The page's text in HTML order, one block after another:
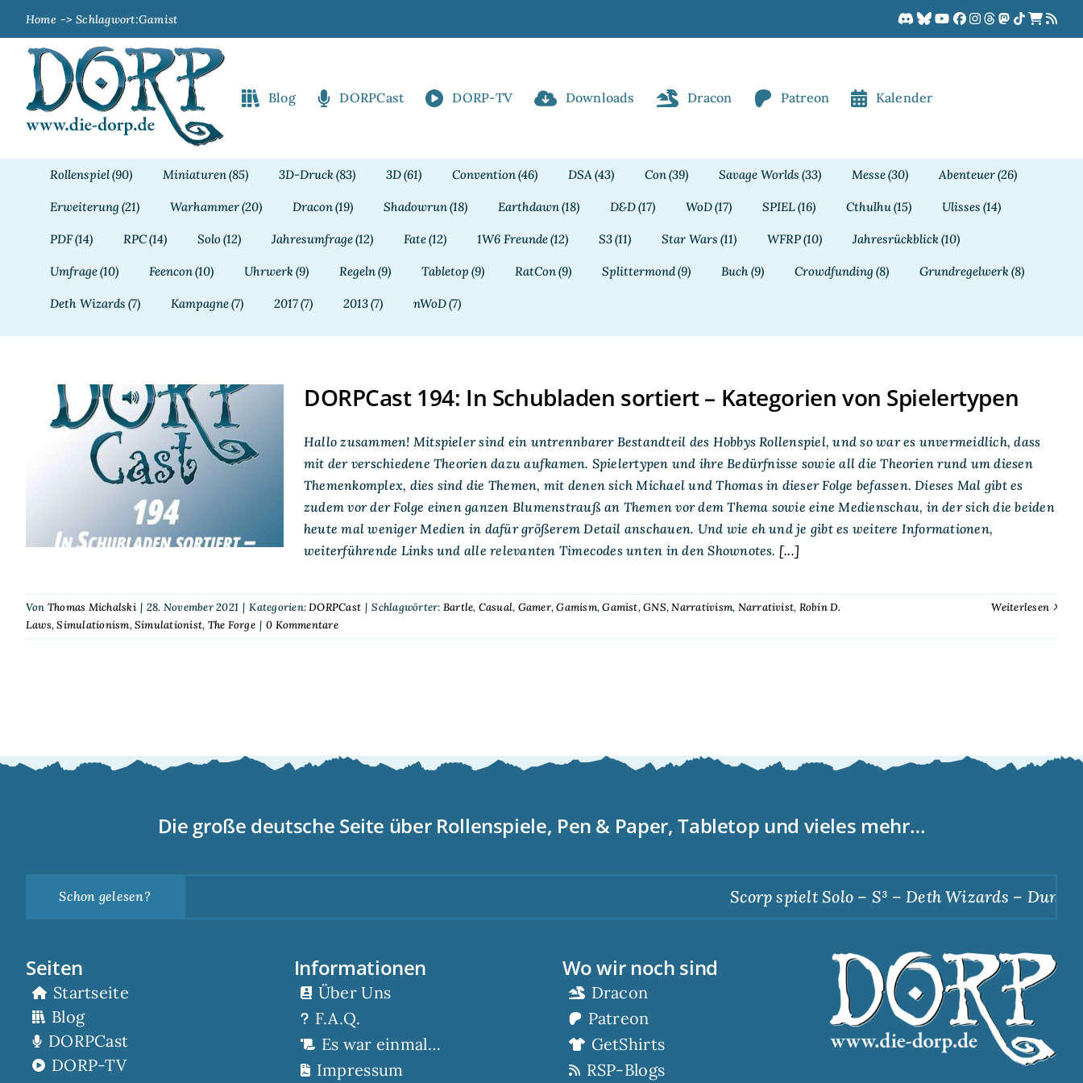
springen
Home Schlagwort:Gamist
Blog DORPCast DORP-TV Downloads Dracon Patreon Kalender
Rollenspiel(90) Miniaturen(85) 3D-Druck(83) 3D(61) Convention(46) DSA(43) Con(39) Savage Worlds (33) Messe(30) Abenteuer(26)
Erweiterung (21) Warhammer(20) Dracon(19) Shadowrun(18) Earthdawn(18) D&D(17) WoD(17) SPIEL(16) Cthulhu(15) Ulisses (14)
PDF(14) RPC(14) Solo(12) Jahresumfrage(12) Fate(12) 1W6 Freunde(12) S3(11) Star Wars (11) WFRP(10) Jahresrückblick(10)
Umfrage(10) Feencon(10) Uhrwerk(9) Regeln(9) Tabletop (9) RatCon(9) Splittermond(9) Buch(9) Crowdfunding (8) Grundregelwerk(8)
Deth Wizards (7) Kampagne(7) 2017(7) 2013(7) nWoD(7)
DORPCast 194: In
Schubladen sortiert –
Kategorien von
Spielertypen
DORPCast 194: In Schubladen sortiert – Kategorien von Spielertypen
Hallo zusammen! Mitspieler sind ein untrennbarer Bestandteil des Hobbys Rollenspiel, und so war es unvermeidlich, dass
mit der verschiedene Theorien dazu aufkamen. Spielertypen und ihre Bedürfnisse sowie all die Theorien rund um diesen
Themenkomplex, dies sind die Themen, mit denen sich Michael und Thomas in dieser Folge befassen. Dieses Mal gibt es
zudem vor der Folge einen ganzen Blumenstrauß an Themen vor dem Thema sowie eine Medienschau, in der sich die beiden
heute mal weniger Medien in dafür größerem Detail anschauen. Und wie eh und je gibt es weitere Informationen,
weiterführende Links und alle relevanten Timecodes unten in den Shownotes. [...]
Von Thomas Michalski | 28. November 2021 | Kategorien:DORPCast | Schlagwörter: Bartle, Casual, Gamer,Gamism,Gamist,GNS,Narrativism, Narrativist, Robin D.
Laws,Simulationism,Simulationist, The Forge | 0 Kommentare
Weiterlesen
Die große deutsche Seite über Rollenspiele, Pen & Paper, Tabletop und vieles mehr…
Schon gelesen? Scorp spielt Solo – S³ – Deth Wizards – Dunkle
Seiten
Startseite
Blog
DORPCast
DORP-TV
Informationen
Über Uns
F.A.Q.
Es war einmal…
Impressum
Wo wir noch sind
Dracon
Patreon
GetShirts
RSP-Blogs